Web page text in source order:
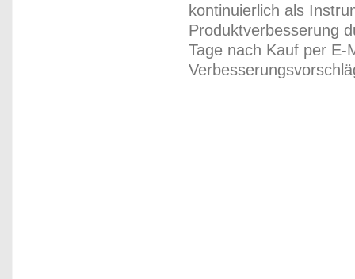
kontinuierlich als
Produktverbesserung
Tage nach Kauf per E-